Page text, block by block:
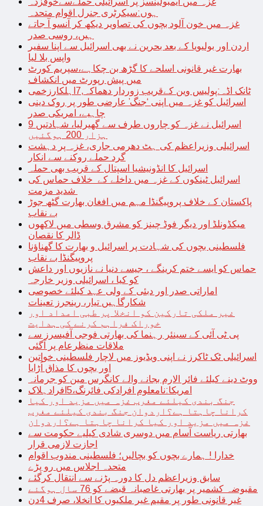
ہوں:سیکرٹری جنرل اقوام متحدہ
غزہ میں خون آلود بچوں کی تصاویر دیکھ کر آنسو آ جاتے
ہیں، روسی صدر
اردن اور بولیویا کے بعد بحرین نے بھی اسرائیل سے اپنا سفیر
واپس بلا لیا
بھارت غیر قانونی اسلحے کا گڑھ بن چکاہے،سپریم کورٹ
میں پیش رپورٹ میں انکشاف
ٹانک اڈہ:پولیس وین کےقریب زوردار دھماکہ,7اہلکارزخمی
اسرائیل کو غزہ میں اپنی ‘جنگ’ عارضی طور پر روک دینی
چاہیے، امریکی صدر
اسرائیل نے غزہ کو چاروں طرف سے گھیرلیا، شہادتیں 9
ہزار 200 ہوگئیں
اسرائیلی وزیراعظم کی ہٹ دھرمی جاری، غزہ پر دہشت
گرد حملے روکنے سے انکار
اسرائیل کا انڈونیشیا اسپتال کے قریب بھی حملہ
اسرائیل ٹینکوں کے غزہ میں داخلے کے خلاف حماس کی
پاکستان کے خلاف پروپیگنڈا مہم میں افغان بھارت گٹھ جوڑ
بے نقاب
میکڈونلڈ اور دیگر فوڈ چینز کو مشرق وسطی میں لاکھوں
ڈالر کا نقصان
فلسطینی بچوں کی شہادت پر اسرائیل و بھارت کا گھناؤنا
پروپیگنڈا بے نقاب
حماس کو ایسے ختم کرینگے ، جیسے دنیا نے نازیوں اور داعش
کو کیا ، اسرائیلی وزیر خارجہ
اماراتی صدر اور دبئی کے ولی عہد کیلئے خصوصی
شکارگاہیں تیار، رینجرز تعینات
غیر ملکی تارکین کو انخلا پر طبی امداد اور
خوراک فراہم کرنے کی ہدایت
پی ٹی آئی کے سینئر رہنما کی بھارتی فوجی آفیسرز سے
ملاقات منظرعام پر آگئی
اسرائیلی ٹک ٹاکرز نے اپنی ویڈیوز میں لاچار فلسطینی خواتین
اور بچوں کا مذاق اُڑایا
ووٹ دینے کیلئے فائر الارم بجانے والے کانگرس مین کو جرمانہ
امریکا:نامعلوم افرادکی فائرنگ،5افرادہلاک
جنگ بندی کیلئے مغرب غزہ میں مزید اور کیا
کرانا چاہتا ہے؟اردوان جنگ بندی کیلئے مغرب
غزہ میں مزید اور کیا کرانا چاہتا ہے؟اردوان
بھارتی ریاست آسام میں دوسری شادی کیلیے حکومت سے
اجازت لازمی قرار
خدارا ! ہمارے بچوں کو بچالیں؛ فلسطینی مندوب اقوام
متحدہ اجلاس میں رو پڑے
سابق وزیراعظم دل کا دورہ پڑنے سے انتقال کرگئے
مقبوضہ کشمیر پر بھارتی غاصبانہ قبضے کو 76 سال ہوگئے
غیر قانونی طور پر مقیم غیر ملکیوں کا انخلا، صرف 4دن